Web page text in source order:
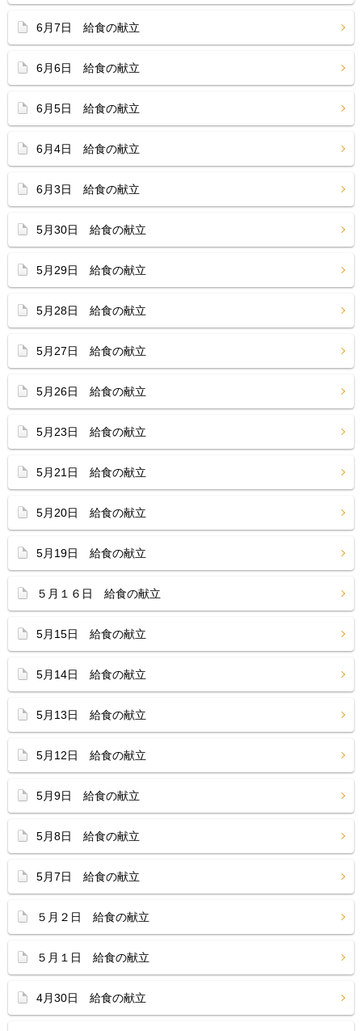
6月7日 給食の献立
6月6日 給食の献立
6月5日 給食の献立
6月4日 給食の献立
6月3日 給食の献立
5月30日 給食の献立
5月29日 給食の献立
5月28日 給食の献立
5月27日 給食の献立
5月26日 給食の献立
5月23日 給食の献立
5月21日 給食の献立
5月20日 給食の献立
5月19日 給食の献立
５月１６日 給食の献立
5月15日 給食の献立
5月14日 給食の献立
5月13日 給食の献立
5月12日 給食の献立
5月9日 給食の献立
5月8日 給食の献立
5月7日 給食の献立
５月２日 給食の献立
５月１日 給食の献立
4月30日 給食の献立